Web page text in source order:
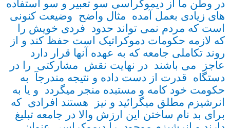
در وطن ما از دیموکراسی سو تعبیر و سو استفاده
های زیادی بعمل آمده مثال واضح وضیعت کنونی
است که مردم نمی تواند حدود فردی خویش را
که لازمه حکومات دموکراتیک است حفظ کند و از
روند تکاملی جامعه که به عهده آنها قرار دارد
عاجز می باشند در نهایت نقش مشارکتی را در
دستگاه قدرت از دست داده و نتیجه مندرجآ به
حکومت خود کامه و مستبده منجر میگردد و یا به
انرشیزم مطلق میگرائید و نیز هستند افرادی که
برای بد نام ساختن این ارزش والا در جامعه تبلیغ